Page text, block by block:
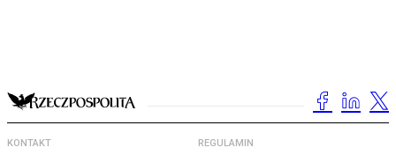
KONTAKT REGULAMIN